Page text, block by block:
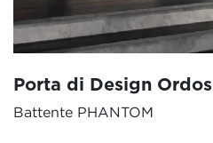
Porta di Design Ordos
Battente PHANTOM